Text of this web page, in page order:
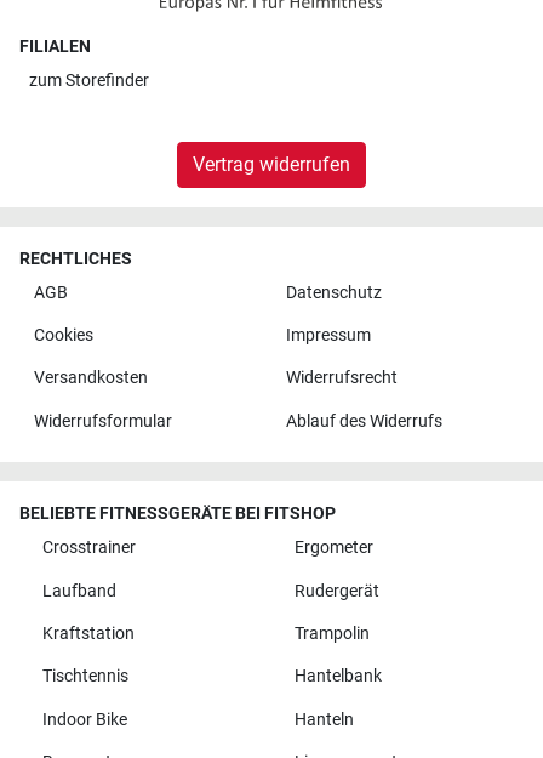
FILIALEN
zumStorefinder
Vertrag widerrufen
RECHTLICHES
AGB
Datenschutz
Cookies Impressum
Versandkosten Widerrufsrecht
Widerrufsformular Ablauf des Widerrufs
BELIEBTE FITNESSGERÄTE BEI FITSHOP
Crosstrainer
Ergometer
Laufband Rudergerät
Kraftstation Trampolin
Tischtennis Hantelbank
Indoor Bike Hanteln